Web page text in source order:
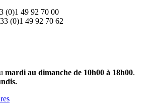
(0)1 49 92 70 00
(0)1 49 92 70 62
mardi au dimanche de 10h00 à 18h00.